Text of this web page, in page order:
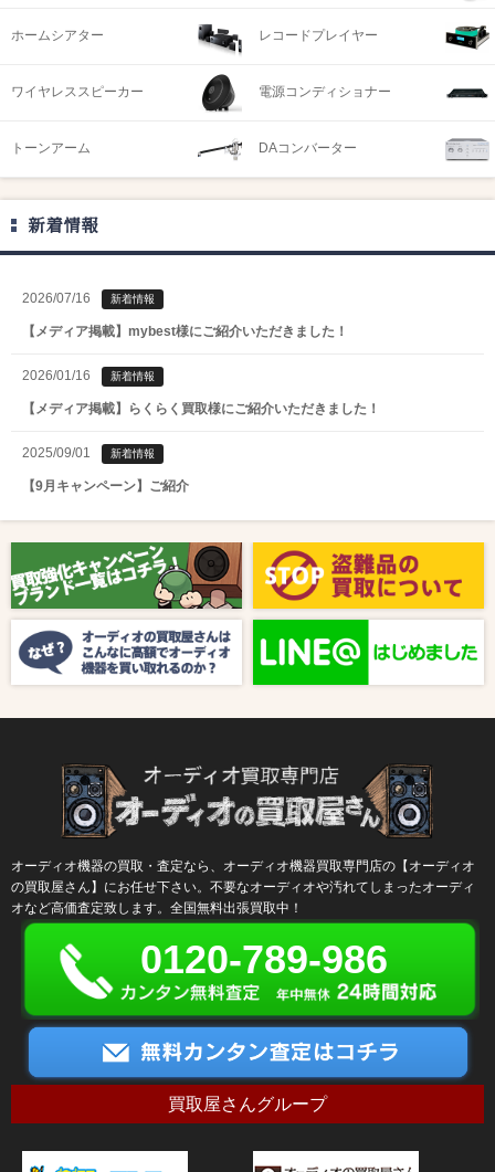
ホームシアター レコードプレイヤー
ワイヤレススピーカー 電源コンディショナー
トーンアーム DAコンバーター
新着情報
2026/07/16 新着情報
【メディア掲載】mybest様にご紹介いただきました！
2026/01/16 新着情報
【メディア掲載】らくらく買取様にご紹介いただきました！
2025/09/01 新着情報
【9月キャンペーン】ご紹介
【8月キャンペーン】ご紹介
2024/10/04 新着情報
【ラジオ番組放送のお知らせ】
オーディオ機器の買取・査定なら、オーディオ機器買取専門店の【オーディオ
の買取屋さん】にお任せ下さい。不要なオーディオや汚れてしまったオーディ
オなど高価査定致します。全国無料出張買取中！
0120-789-986
買取屋さんグループ